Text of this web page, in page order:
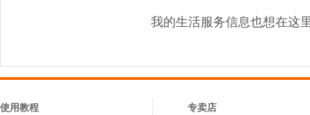
我的生活服务信息也想在这
使用教程 专卖店